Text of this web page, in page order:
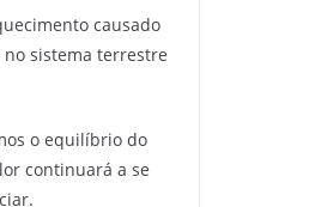
causado
sistema terrestre
o equilíbrio do
continuará a se